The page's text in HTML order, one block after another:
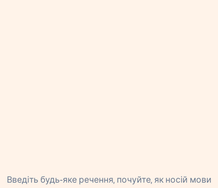
Введіть будь-яке речення, почуйте, як носій мови